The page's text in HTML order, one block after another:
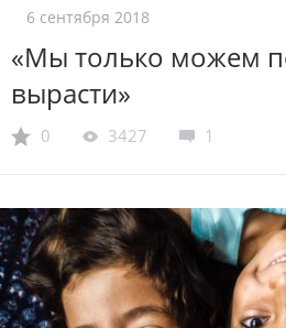
6 сентября 2018
«Мы только можем
вырасти»
0 3427 1